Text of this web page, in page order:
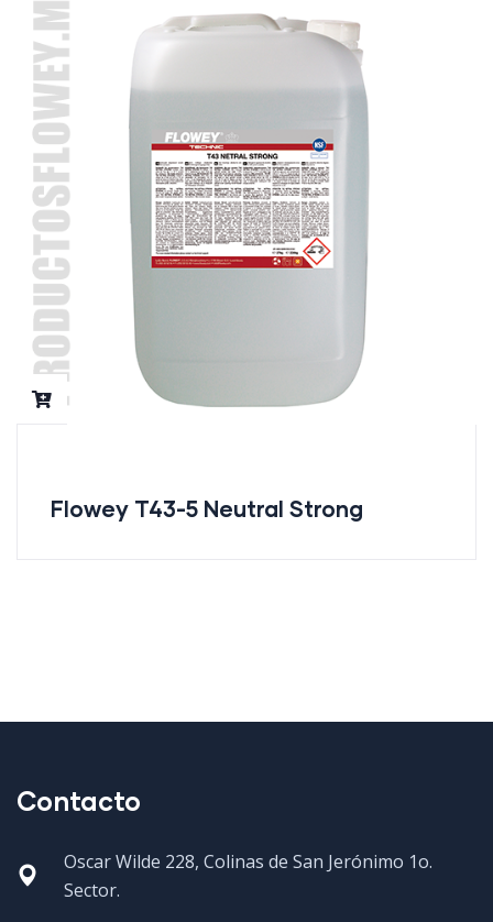
Flowey T43-5 Neutral Strong
Contacto
Oscar Wilde 228, Colinas de San Jerónimo 1o.
Sector.